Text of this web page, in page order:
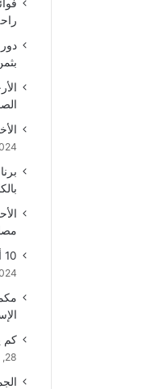
10 أطعمة لزيادة الطاقة أثناء التدريب
كم
28, 2024